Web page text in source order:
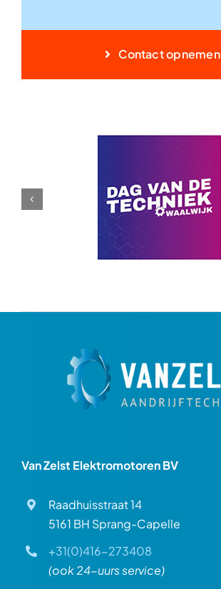
Contact opnemen
Van Zelst Elektromotoren BV
Raadhuisstraat 14
5161 BH Sprang-Capelle
+31(0)416-273408
(ook 24-uurs service)